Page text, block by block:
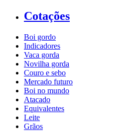
Cotações
Boi gordo
Indicadores
Vaca gorda
Novilha gorda
Couro e sebo
Mercado futuro
Boi no mundo
Atacado
Equivalentes
Leite
Grãos